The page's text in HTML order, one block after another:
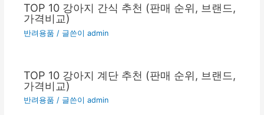
TOP 10 강아지 간식 추천 (판매 순위, 브랜드,
가격비교)
반려용품 / 글쓴이admin
TOP 10 강아지 계단 추천 (판매 순위, 브랜드,
가격비교)
반려용품 / 글쓴이admin